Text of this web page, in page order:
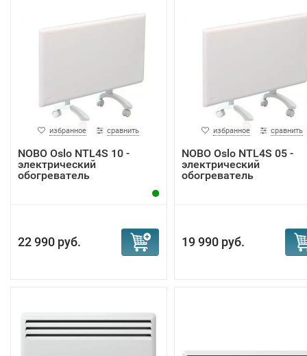
избранное сравнить
NOBO Oslo NTL4S 10 -
электрический
обогреватель
22 990 руб.
избранное сравнить
NOBO Oslo NTL4S 05 -
электрический
обогреватель
19 990 руб.